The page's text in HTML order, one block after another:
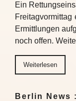
Ein
Freitagvormittag
Ermittlungen
noch offen.
Weiterlesen
Berlin News